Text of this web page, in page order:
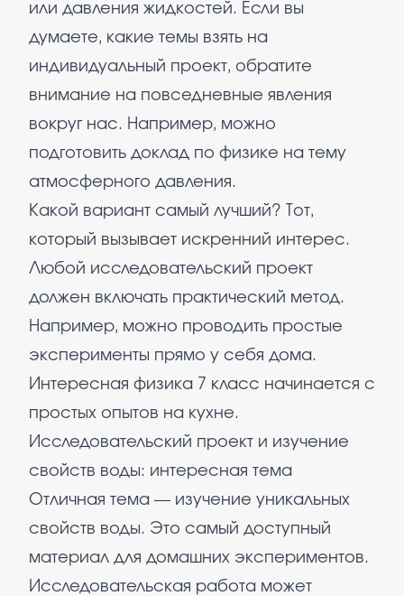
или давления жидкостей. Если вы
думаете, какие темы взять на
индивидуальный проект, обратите
внимание на повседневные явления
вокруг нас. Например, можно
подготовить доклад по физике на тему
атмосферного давления.
Какой вариант самый лучший? Тот,
который вызывает искренний интерес.
Любой исследовательский проект
должен включать практический метод.
Например, можно проводить простые
эксперименты прямо у себя дома.
Интересная физика 7 класс начинается с
простых опытов на кухне.
Исследовательский проект и изучение
свойств воды: интересная тема
Отличная тема — изучение уникальных
свойств воды. Это самый доступный
материал для домашних экспериментов.
Исследовательская работа может